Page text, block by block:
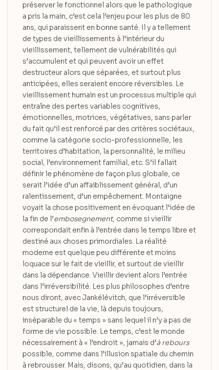
préserver le fonctionnel alors que le pathologique
a pris la main, c’est cela l’enjeu pour les plus de 80
ans, qui paraissent en bonne santé. Il y a tellement
de types de vieillissements à l’intérieur du
vieillissement, tellement de vulnérabilités qui
s’accumulent et qui peuvent avoir un effet
destructeur alors que séparées, et surtout plus
anticipées, elles seraient encore réversibles. Le
vieillissement humain est un processus multiple qui
entraîne des pertes variables cognitives,
émotionnelles, motrices, végétatives, sans parler
du fait qu’il est renforcé par des critères sociétaux,
comme la catégorie socio-professionnelle, les
territoires d’habitation, la personnalité, le milieu
social, l’environnement familial, etc. S’il fallait
définir le phénomène de façon plus globale, ce
serait l’idée d’un affaiblissement général, d’un
ralentissement, d’un empêchement. Montaigne
voyait la chose positivement en évoquant l’idée de
la fin de l’embosegnement, comme si vieillir
correspondait enfin à l’entrée dans le temps libre et
destiné aux choses primordiales. La réalité
moderne est quelque peu différente et moins
loquace sur le fait de vieillir, et surtout de vieillir
dans la dépendance. Vieillir devient alors l’entrée
dans l’irréversibilité. Les plus philosophes d’entre
nous diront, avec Jankélévitch, que l’irréversible
est structurel de la vie, là depuis toujours,
inséparable du « temps » sans lequel il n’y a pas de
forme de vie possible. Le temps, c’est le monde
nécessairement à « l’endroit », jamais d’à rebours
possible, comme dans l’illusion spatiale du chemin
à rebrousser. Mais, disons, qu’au quotidien, dans la